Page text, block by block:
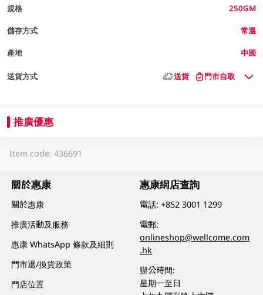
規格 250GM
儲存方式 常溫
產地 中國
送貨方式 送貨 門市自取
推廣優惠
Item code: 436691
關於惠康
關於惠康
推廣活動及服務
惠康 WhatsApp 條款及細則
門市退/換貨政策
門店位置
惠康網店查詢
電話:+852 3001 1299
電郵:
onlineshop@wellcome.com
.hk
辦公時間:
星期一至日